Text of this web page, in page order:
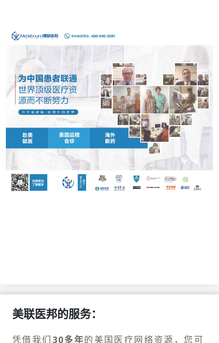
美联医邦的服务：
凭借我们 30多年的美国医疗网络资源，您可